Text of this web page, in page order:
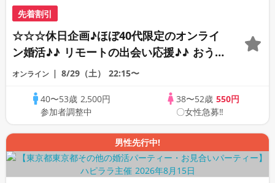
先着割引
☆☆☆休日企画♪ほぼ40代限定のオンライ
ン婚活♪♪ リモートの出会い応援♪♪ おう
ちで乾杯しませんか♪♪ ☆全国の方が対象
PARTY!!
オンライン 8/29（土） 22:15〜
40〜53歳 2,500円
参加者調整中
38〜52歳 550円
〇女性急募‼
男性先行中!